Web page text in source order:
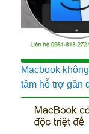
Macbook
tâm hỗ trợ gần